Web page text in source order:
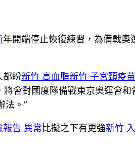
年開端停止恢復練習，為備戰
都盼新竹 高血脂新竹 子宮頸疫
會對國度隊備戰東京奧運會
法。”
報告 異常比擬之下有更強新竹